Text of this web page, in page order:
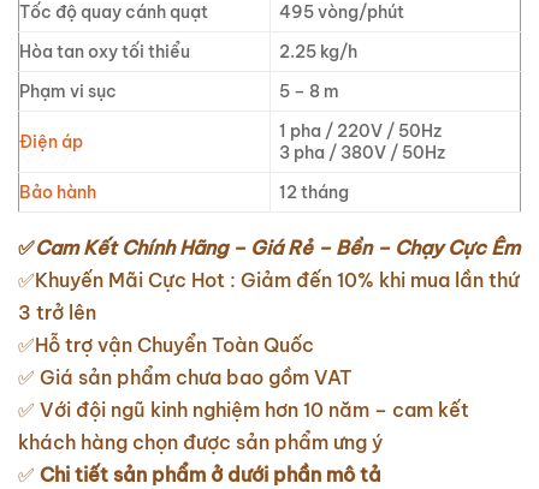
Tốc độ quay cánh quạt
495 vòng/phút
Hòa tan oxy tối thiểu
2.25 kg/h
Phạm vi sục
5 – 8 m
Điện áp
1 pha / 220V / 50Hz
3 pha / 380V / 50Hz
Bảo hành
12 tháng
✅Cam Kết Chính Hãng – Giá Rẻ – Bền – Chạy Cực Êm
✅Khuyến Mãi Cực Hot : Giảm đến 10% khi mua lần thứ
3 trở lên
✅Hỗ trợ vận Chuyển Toàn Quốc
✅ Giá sản phẩm chưa bao gồm VAT
✅ Với đội ngũ kinh nghiệm hơn 10 năm – cam kết
khách hàng chọn được sản phẩm ưng ý
✅ Chi tiết sản phẩm ở dưới phần mô tả